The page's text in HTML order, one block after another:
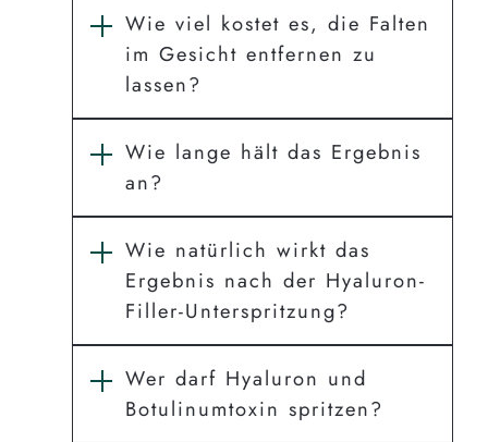
Wie viel kostet es, die Falten
im Gesicht entfernen zu
lassen?
Wie lange hält das Ergebnis
an?
Wie natürlich wirkt das
Ergebnis nach der Hyaluron-
Filler-Unterspritzung?
Wer darf Hyaluron und
Botulinumtoxin spritzen?